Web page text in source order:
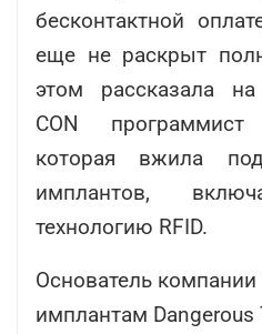
бесконтактной
еще не раскрыт
этом рассказала
CON
которая вжила
имплантов,
технологию RFID.
Основатель компании
имплантам